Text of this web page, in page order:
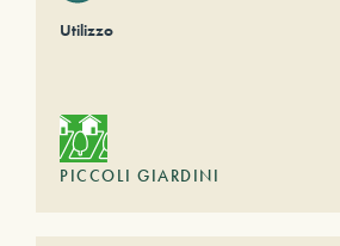
Utilizzo
PICCOLI GIARDINI